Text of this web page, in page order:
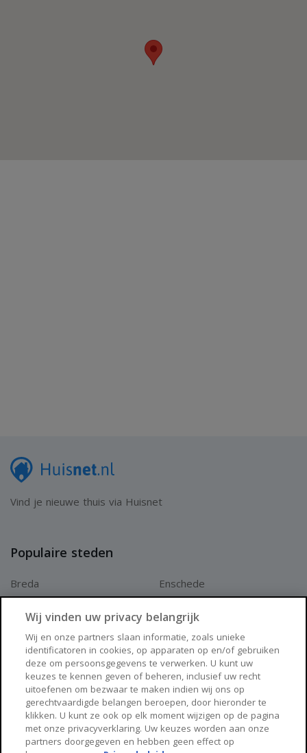
Vind je nieuwe thuis via Huisnet
Populaire steden
Breda
Arnhem
Enschede
Zwolle
Huisnet
Over Huisnet
Algemene voorwaarden
Wij vinden uw privacy belangrijk
Wij en onze partners slaan informatie, zoals unieke
identificatoren in cookies, op apparaten op en/of gebruiken
deze om persoonsgegevens te verwerken. U kunt uw
keuzes te kennen geven of beheren, inclusief uw recht
uitoefenen om bezwaar te maken indien wij ons op
gerechtvaardigde belangen beroepen, door hieronder te
klikken. U kunt ze ook op elk moment wijzigen op de pagina
met onze privacyverklaring. Uw keuzes worden aan onze
partners doorgegeven en hebben geen effect op